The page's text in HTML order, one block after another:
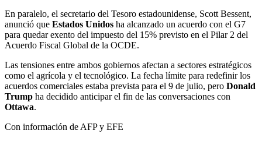
En paralelo, el secretario del Tesoro estadounidense, Scott Bessent,
anunció que Estados Unidos ha alcanzado un acuerdo con el G7
para quedar exento del impuesto del 15% previsto en el Pilar 2 del
Acuerdo Fiscal Global de la OCDE.
Las tensiones entre ambos gobiernos afectan a sectores estratégicos
como el agrícola y el tecnológico. La fecha límite para redefinir los
acuerdos comerciales estaba prevista para el 9 de julio, pero Donald
Trump ha decidido anticipar el fin de las conversaciones con
Ottawa.
Con información de AFP y EFE